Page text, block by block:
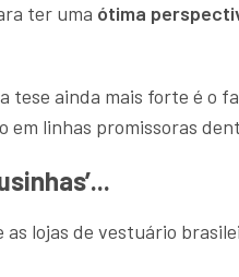
ter uma ótima
tese ainda mais forte é o
em linhas promissoras
as lojas de vestuário